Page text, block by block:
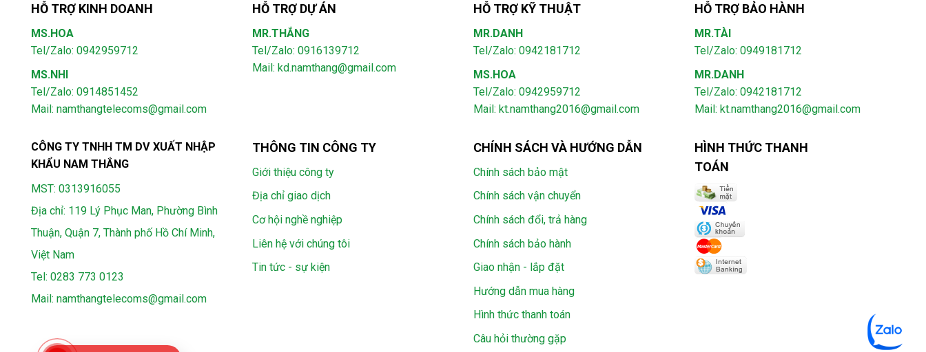
HỖ TRỢ KINH DOANH
MS.HOA
Tel/Zalo: 0942959712
MS.NHI
Tel/Zalo: 0914851452
Mail: namthangtelecoms@gmail.com
HỖ TRỢ DỰ ÁN
MR.THẮNG
Tel/Zalo: 0916139712
Mail: kd.namthang@gmail.com
HỖ TRỢ KỸ THUẬT
MR.DANH
Tel/Zalo: 0942181712
MS.HOA
Tel/Zalo: 0942959712
Mail: kt.namthang2016@gmail.com
HỖ TRỢ BẢO HÀNH
MR.TÀI
Tel/Zalo: 0949181712
MR.DANH
Tel/Zalo: 0942181712
Mail: kt.namthang2016@gmail.com
CÔNG TY TNHH TM DV XUẤT NHẬP
KHẨU NAM THẮNG
MST: 0313916055
Địa chỉ: 119 Lý Phục Man, Phường Bình
Thuận, Quận 7, Thành phố Hồ Chí Minh,
Việt Nam
Tel: 0283 773 0123
Mail: namthangtelecoms@gmail.com
THÔNG TIN CÔNG TY
Giới thiệu công ty
Địa chỉ giao dịch
Cơ hội nghề nghiệp
Liên hệ với chúng tôi
Tin tức - sự kiện
CHÍNH SÁCH VÀ HƯỚNG DẪN
Chính sách bảo mật
Chính sách vận chuyển
Chính sách đổi, trả hàng
Chính sách bảo hành
Giao nhận - lắp đặt
Hướng dẫn mua hàng
Hình thức thanh toán
Câu hỏi thường gặp
HÌNH THỨC THANH
TOÁN